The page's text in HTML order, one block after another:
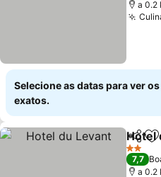
a 0.2
Selecione as datas para ver
exatos.
Hotel
2 Estrelas
7,7
a 0.2